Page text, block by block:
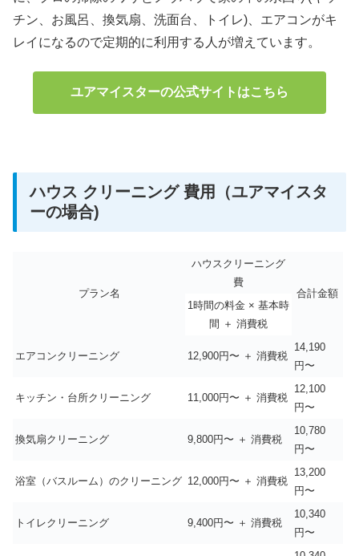
チン、お風呂、換気扇、洗面台、トイレ)、エアコンがキ
レイになるので定期的に利用する人が増えています。
ユアマイスターの公式サイトはこちら
ハウス クリーニング 費用（ユアマイスタ
ーの場合)
プラン名
ハウスクリーニング
費
合計金額
1時間の料金 × 基本時
間 ＋ 消費税
エアコンクリーニング 12,900円〜 ＋ 消費税
14,190
円〜
キッチン・台所クリーニング 11,000円〜 ＋ 消費税
12,100
円〜
換気扇クリーニング 9,800円〜 ＋ 消費税
10,780
円〜
浴室（バスルーム）のクリーニング 12,000円〜 ＋ 消費税
13,200
円〜
トイレクリーニング 9,400円〜 ＋ 消費税
10,340
円〜